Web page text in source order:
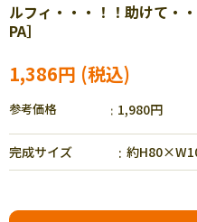
ルフィ・・・！！助けて
PA］
1,386円
参考価格 1,980円
完成サイズ 約